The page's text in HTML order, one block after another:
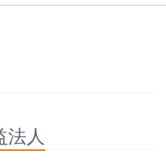
人